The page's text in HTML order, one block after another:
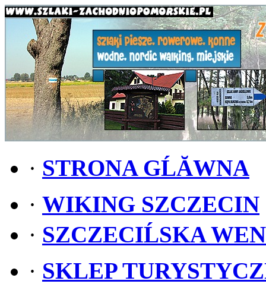
· STRONA GĹĂWNA
· WIKING SZCZECIN
· SZCZECIĹSKA
· SKLEP